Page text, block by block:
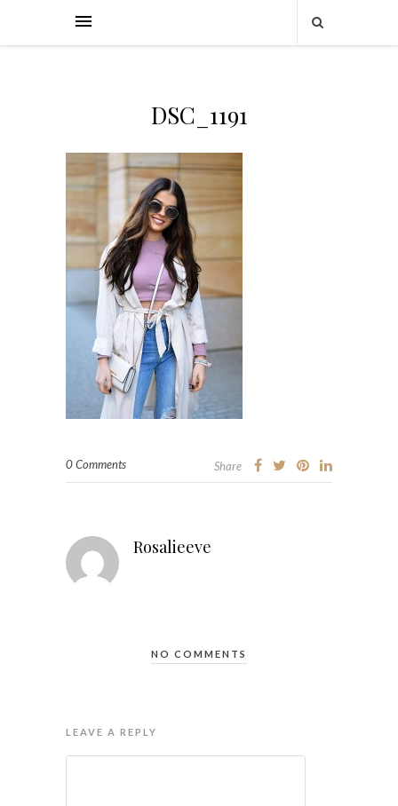
DSC_1191
0 Comments Share
Rosalieeve
NO COMMENTS
LEAVE A REPLY